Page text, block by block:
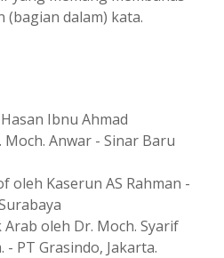
dalam) kata.
Ibnu Ahmad
Moch. Anwar - Sinar Baru
oleh Kaserun AS Rahman -
oleh Dr. Moch. Syarif
- PT Grasindo, Jakarta.